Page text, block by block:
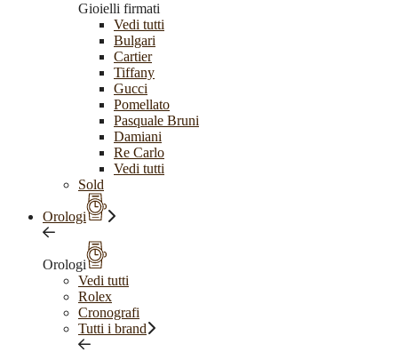
Gioielli firmati
Vedi tutti
Bulgari
Cartier
Tiffany
Gucci
Pomellato
Pasquale Bruni
Damiani
Re Carlo
Vedi tutti
Sold
Orologi
Orologi
Vedi tutti
Rolex
Cronografi
Tutti i brand